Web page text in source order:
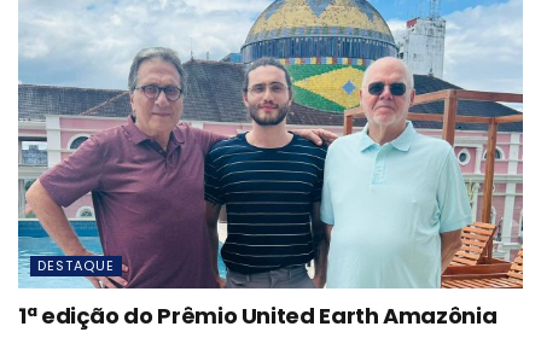
DESTAQUE
1ª edição do Prêmio United Earth Amazônia